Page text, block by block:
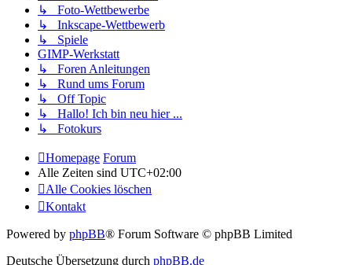
↳ Foto-Wettbewerbe
↳ Inkscape-Wettbewerb
↳ Spiele
GIMP-Werkstatt
↳ Foren Anleitungen
↳ Rund ums Forum
↳ Off Topic
↳ Hallo! Ich bin neu hier ...
↳ Fotokurs
Homepage Forum
Alle Zeiten sind UTC+02:00
Alle Cookies löschen
Kontakt
Powered by phpBB® Forum Software © phpBB Limited
Deutsche Übersetzung durch phpBB.de